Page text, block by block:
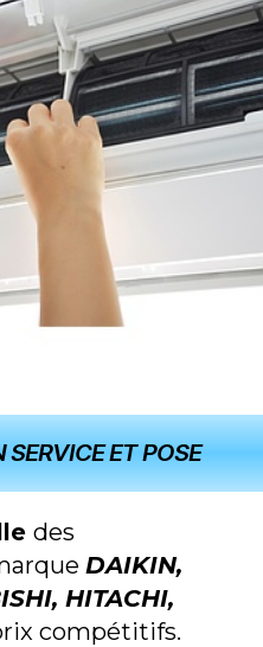
SERVICE ET POSE
des
DAIKIN,
HITACHI,
compétitifs.